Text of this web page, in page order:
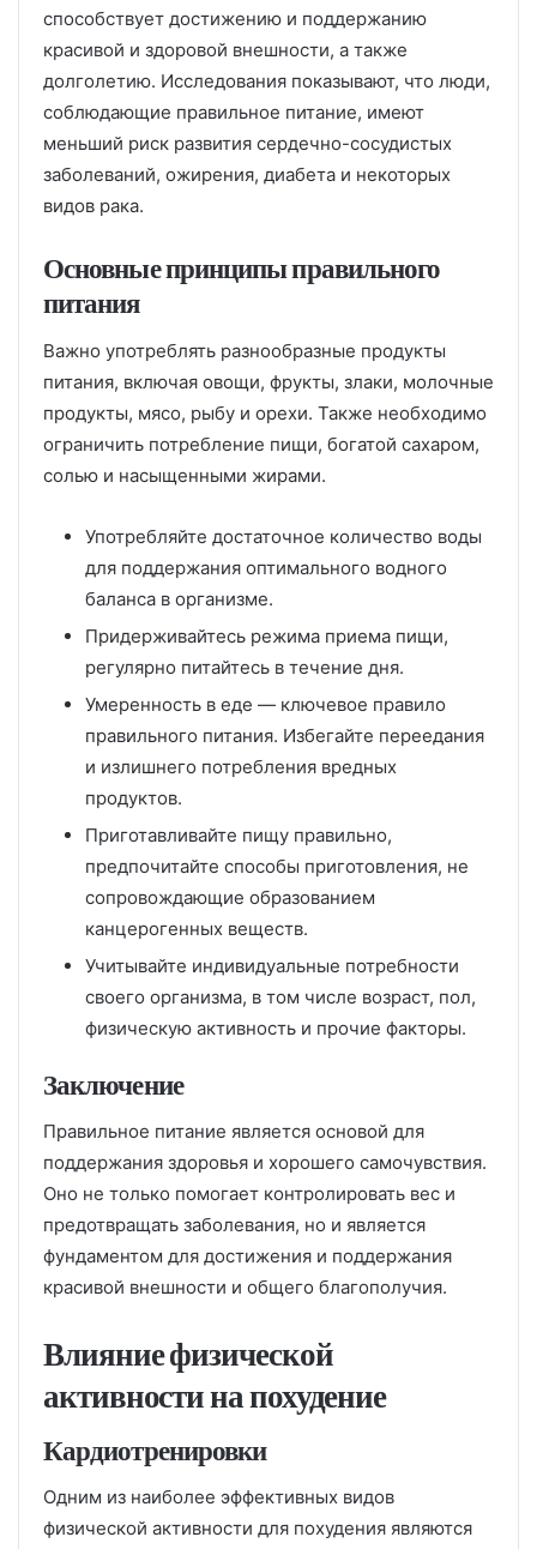
способствует достижению и поддержанию
красивой и здоровой внешности, а также
долголетию. Исследования показывают, что люди,
соблюдающие правильное питание, имеют
меньший риск развития сердечно-сосудистых
заболеваний, ожирения, диабета и некоторых
видов рака.
Основные принципы правильного
питания
Важно употреблять разнообразные продукты
питания, включая овощи, фрукты, злаки, молочные
продукты, мясо, рыбу и орехи. Также необходимо
ограничить потребление пищи, богатой сахаром,
солью и насыщенными жирами.
Употребляйте достаточное количество воды
для поддержания оптимального водного
баланса в организме.
Придерживайтесь режима приема пищи,
регулярно питайтесь в течение дня.
Умеренность в еде — ключевое правило
правильного питания. Избегайте переедания
и излишнего потребления вредных
продуктов.
Приготавливайте пищу правильно,
предпочитайте способы приготовления, не
сопровождающие образованием
канцерогенных веществ.
Учитывайте индивидуальные потребности
своего организма, в том числе возраст, пол,
физическую активность и прочие факторы.
Заключение
Правильное питание является основой для
поддержания здоровья и хорошего самочувствия.
Оно не только помогает контролировать вес и
предотвращать заболевания, но и является
фундаментом для достижения и поддержания
красивой внешности и общего благополучия.
Влияние физической
активности на похудение
Кардиотренировки
Одним из наиболее эффективных видов
физической активности для похудения являются